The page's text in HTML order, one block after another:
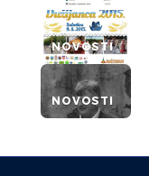
NOVOSTI
NOVOSTI